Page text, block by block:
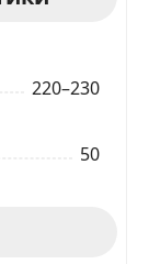
220–230
50